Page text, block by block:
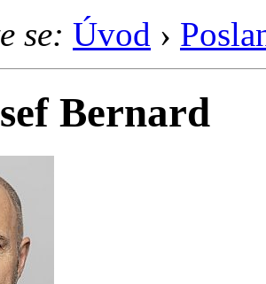
se: Úvod ›
Bernard